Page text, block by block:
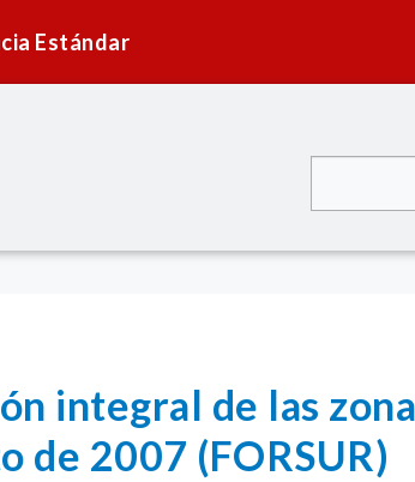
Estándar
integral de las
de 2007 (FORSUR)